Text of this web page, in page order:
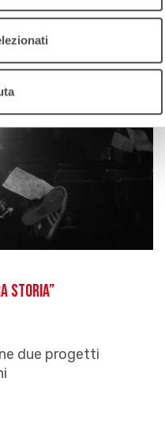
storia”
due progetti